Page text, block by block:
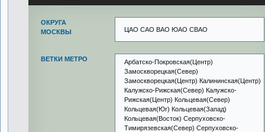
ОКРУГА
МОСКВЫ
ЦАО САО ВАО ЮАО СВАО
ВЕТКИ МЕТРО
Арбатско-Покровская(Центр)
Замоскворецкая(Север)
Замоскворецкая(Центр) Калининская(Центр)
Калужско-Рижская(Север) Калужско-
Рижская(Центр) Кольцевая(Север)
Кольцевая(Юг) Кольцевая(Запад)
Кольцевая(Восток) Серпуховско-
Тимирязевская(Север) Серпуховско-